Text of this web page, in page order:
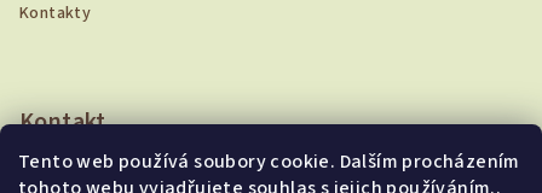
Tento web používá soubory cookie. Dalším procházením
Kontakty
Kontakt
vaclav.klapetek
gmail.com